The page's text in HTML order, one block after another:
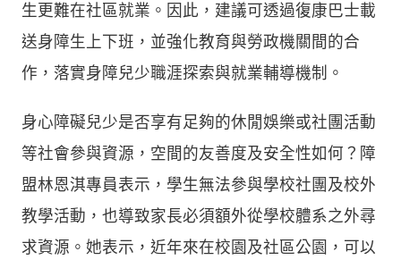
生更難在社區就業。因此，建議可透過復康巴士載
送身障生上下班，並強化教育與勞政機關間的合
作，落實身障兒少職涯探索與就業輔導機制。
身心障礙兒少是否享有足夠的休閒娛樂或社團活動
等社會參與資源，空間的友善度及安全性如何？障
盟林恩淇專員表示，學生無法參與學校社團及校外
教學活動，也導致家長必須額外從學校體系之外尋
求資源。她表示，近年來在校園及社區公園，可以